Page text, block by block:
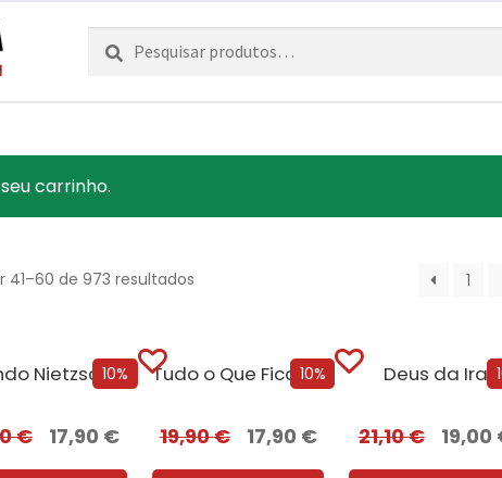
Pesquisar
por:
Pesquisa
carrinho.
41–60 de 973 resultados 1
10%
Quando Nietzsche Chorou [Nova edição]
€ 17,90 €
10%
Tudo o Que Ficou Para Trás [Nova...
19,90€ 17,90 €
Deus da Ira
21,10€ 19,00